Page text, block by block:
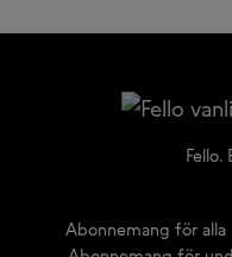
Abonnemang för alla